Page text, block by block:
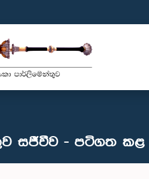
සජීවීව - පටිගත කළ